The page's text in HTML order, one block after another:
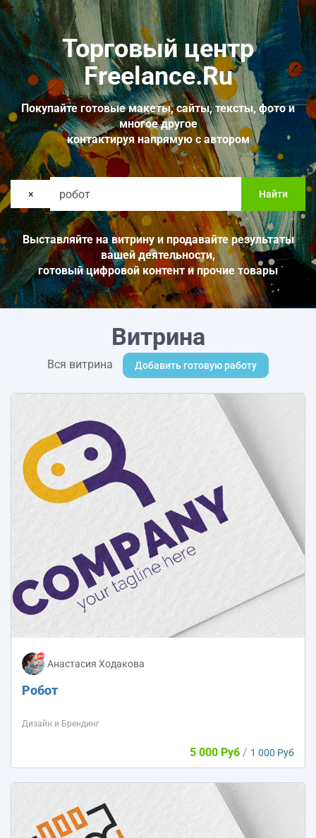
Торговый центр
Freelance.Ru
Покупайте готовые макеты, сайты, тексты, фото и
многое другое
контактируя напрямую с автором
× Найти
Выставляйте на витрину и продавайте результаты
вашей деятельности,
готовый цифровой контент и прочие товары
Витрина
Вся витрина Добавить готовую работу
Анастасия Ходакова
Робот
Дизайн и Брендинг
5 000 Руб / 1 000 Руб